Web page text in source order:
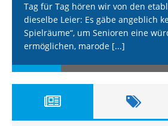
Tag für Tag hören wir von den
dieselbe Leier: Es gäbe angeblich
Spielräume“, um Senioren eine
ermöglichen, marode [...]